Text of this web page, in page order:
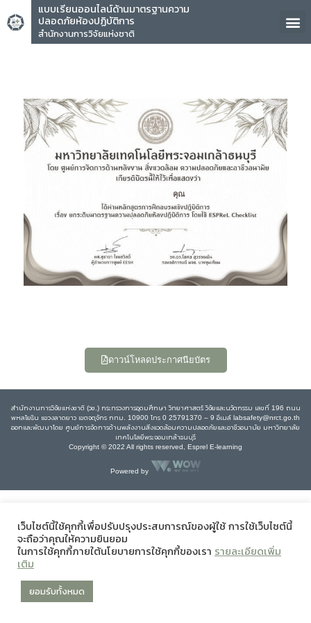
แบบเรียนออนไลน์ด้านมาตรฐานความ
ปลอดภัยห้องปฏิบัติการ
สำนักงานการวิจัยแห่งชาติ
คุณ
ดาวน์โหลดประกาศนียบัตร
สำนักงานการวิจัยแห่งชาติ (วช.) กระทรวงการอุดมศึกษา วิทยาศาสตร์ วิจัยและนวัตกรรม เลขที่ 196 ถนน
พหลโยธิน แขวงลาดยาว เขตจตุจักร กทม. 10900 โทร 0 25791370 – 9 อีเมล์ labsafety@nrct.go.th
ออกและพัฒนาโดย ศูนย์การจัดการด้านพลังงานสิ่งแวดล้อมความปลอดภัยและอาชีวอนามัย มหาวิทยาลัย
เทคโนโลยีพระจอมเกล้าธนบุรี
Copyright © 2022 All rights reserved, Esprel E-learning
Powered by
เว็บไซต์นี้ใช้คุกกี้เพื่อปรับปรุงประสบการณ์ของผู้ใช้ การใช้เว็บไซต์นี้
จะถือว่าคุณให้ความยินยอม
ในการใช้คุกกี้ภายใต้นโยบายการใช้คุกกี้ของเรา รายละเอียดเพิ่ม
เติม
ยอมรับทั้งหมด